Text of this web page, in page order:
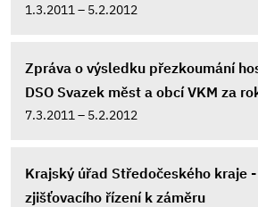
1.3.2011 – 5.2.2012
Zpráva o výsledku přezkoumání
DSO Svazek měst a obcí VKM za
7.3.2011 – 5.2.2012
Krajský úřad Středočeského kraje
zjišťovacího řízení k záměru